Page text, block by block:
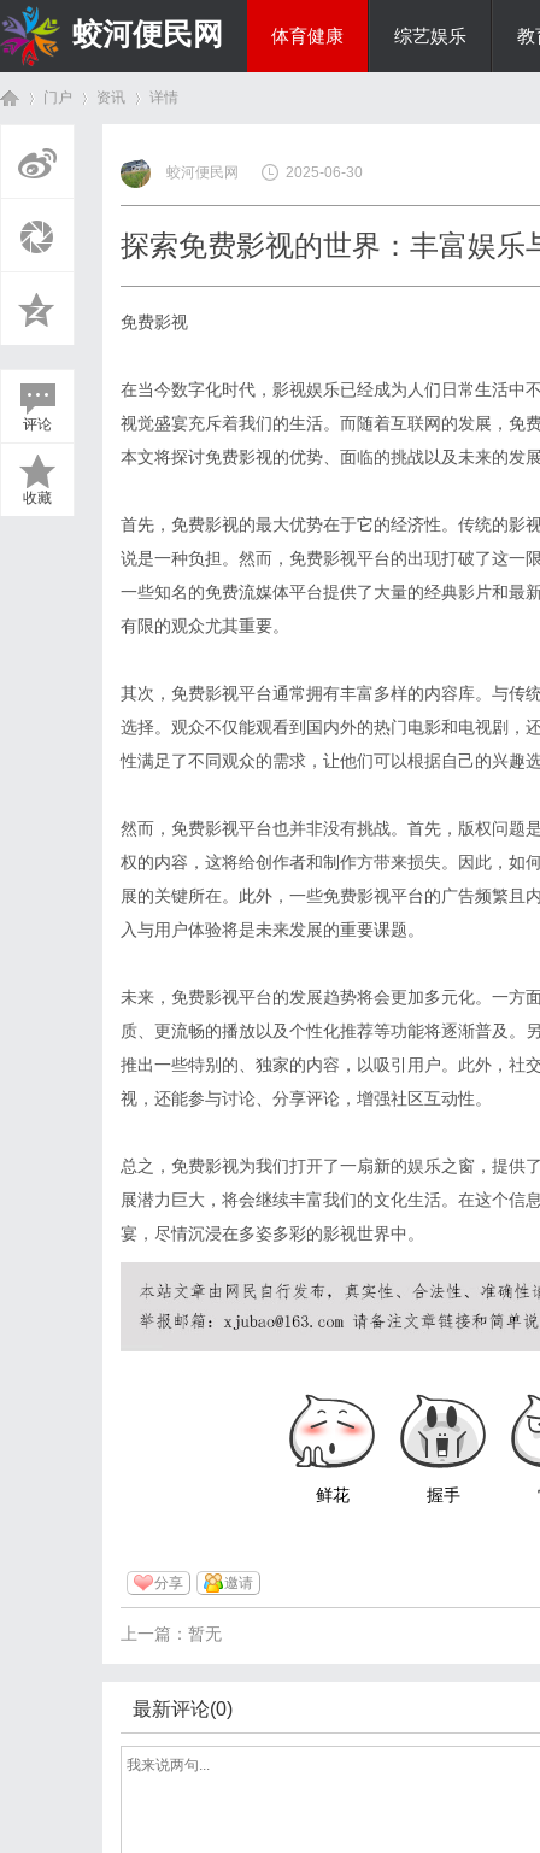
蛟河便民网 体育健康 综艺娱乐 教
门户 资讯
›
详情
评论
收藏
蛟河便民网 2025-06-30
探索免费影视的世界：丰富娱乐
免费影视
在当今数字化时代，影视娱乐已经成为人们日常生活中
视觉盛宴充斥着我们的生活。而随着互联网的发展，免
本文将探讨免费影视的优势、面临的挑战以及未来的发
首先，免费影视的最大优势在于它的经济性。传统的影
说是一种负担。然而，免费影视平台的出现打破了这一
一些知名的免费流媒体平台提供了大量的经典影片和最
有限的观众尤其重要。
其次，免费影视平台通常拥有丰富多样的内容库。与传
选择。观众不仅能观看到国内外的热门电影和电视剧，
性满足了不同观众的需求，让他们可以根据自己的兴趣
然而，免费影视平台也并非没有挑战。首先，版权问题
权的内容，这将给创作者和制作方带来损失。因此，如
展的关键所在。此外，一些免费影视平台的广告频繁且
入与用户体验将是未来发展的重要课题。
未来，免费影视平台的发展趋势将会更加多元化。一方
质、更流畅的播放以及个性化推荐等功能将逐渐普及。
推出一些特别的、独家的内容，以吸引用户。此外，社
视，还能参与讨论、分享评论，增强社区互动性。
总之，免费影视为我们打开了一扇新的娱乐之窗，提供
展潜力巨大，将会继续丰富我们的文化生活。在这个信
宴，尽情沉浸在多姿多彩的影视世界中。
鲜花 握手
分享 邀请
上一篇：暂无
最新评论(0)